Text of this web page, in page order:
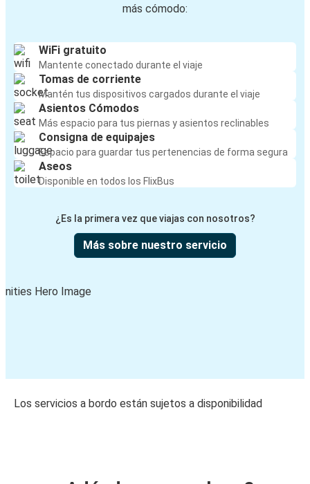
más cómodo:
WiFi gratuito
Mantente conectado durante el viaje
Tomas de corriente
Mantén tus dispositivos cargados durante el viaje
Asientos Cómodos
Más espacio para tus piernas y asientos reclinables
Consigna de equipajes
Espacio para guardar tus pertenencias de forma segura
Aseos
Disponible en todos los FlixBus
¿Es la primera vez que viajas con nosotros?
Más sobre nuestro servicio
Los servicios a bordo están sujetos a disponibilidad